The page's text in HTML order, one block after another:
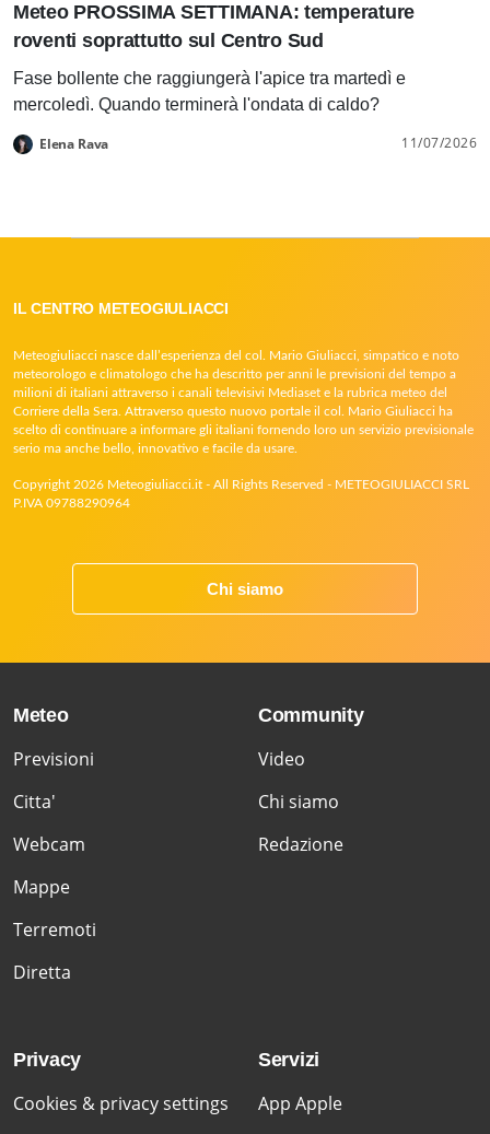
Meteo PROSSIMA SETTIMANA: temperature
roventi soprattutto sul Centro Sud
Fase bollente che raggiungerà l'apice tra martedì e
mercoledì. Quando terminerà l'ondata di caldo?
Elena Rava 11/07/2026
IL CENTRO METEOGIULIACCI
Meteogiuliacci nasce dall’esperienza del col. Mario Giuliacci, simpatico e noto
meteorologo e climatologo che ha descritto per anni le previsioni del tempo a
milioni di italiani attraverso i canali televisivi Mediaset e la rubrica meteo del
Corriere della Sera. Attraverso questo nuovo portale il col. Mario Giuliacci ha
scelto di continuare a informare gli italiani fornendo loro un servizio previsionale
serio ma anche bello, innovativo e facile da usare.
Copyright 2026 Meteogiuliacci.it - All Rights Reserved - METEOGIULIACCI SRL
P.IVA 09788290964
Chi siamo
Meteo
Previsioni
Citta'
Webcam
Mappe
Terremoti
Diretta
Community
Video
Chi siamo
Redazione
Privacy
Cookies & privacy settings
Servizi
App Apple